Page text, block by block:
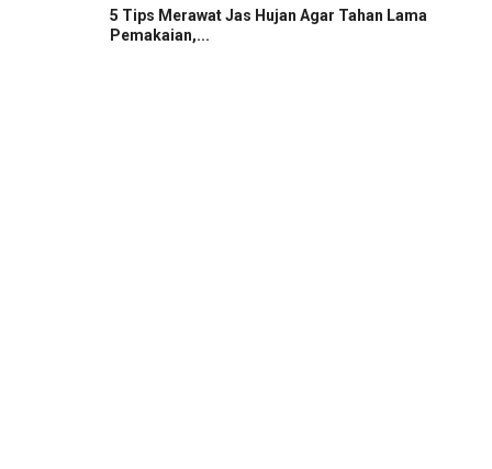
5 Tips Merawat Jas Hujan Agar Tahan Lama
Pemakaian,...